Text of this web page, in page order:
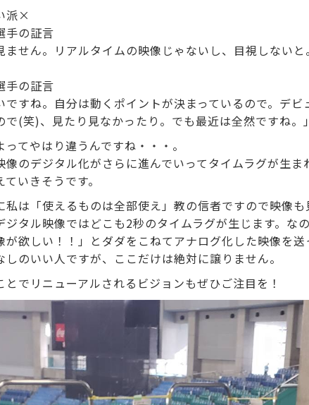
派×
手の証言
ません。リアルタイムの映像じゃないし、目視しない
手の証言
ですね。自分は動くポイントが決まっているので。デ
で(笑)、見たり見なかったり。でも最近は全然ですね。」
ってやはり違うんですね・・・。
像のデジタル化がさらに進んでいってタイムラグが生
いきそうです。
私は「使えるものは全部使え」教の信者ですので映像も
ジタル映像ではどこも2秒のタイムラグが生じます。な
が欲しい！！」とダダをこねてアナログ化した映像を
しのいい人ですが、ここだけは絶対に譲りません。
とでリニューアルされるビジョンもぜひご注目を！